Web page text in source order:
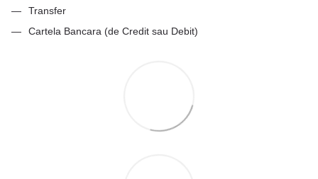
Transfer
Cartela Bancara (de Credit sau Debit)